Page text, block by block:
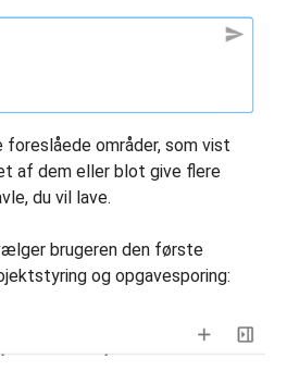
områder, som vist
af dem eller blot give flere
du vil lave.
brugeren den første
og opgavesporing: